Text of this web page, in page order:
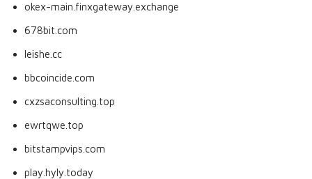
okex-main.finxgateway.exchange
678bit.com
leishe.cc
bbcoincide.com
cxzsaconsulting.top
ewrtqwe.top
bitstampvips.com
play.hyly.today